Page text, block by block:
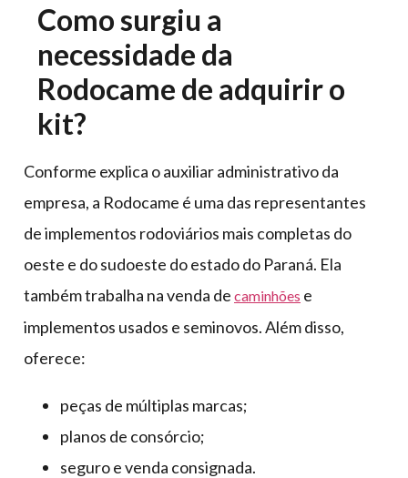
Como surgiu a
necessidade da
Rodocame de adquirir o
kit?
Conforme explica o auxiliar administrativo da
empresa, a Rodocame é uma das representantes
de implementos rodoviários mais completas do
oeste e do sudoeste do estado do Paraná. Ela
também trabalha na venda de caminhões e
implementos usados e seminovos. Além disso,
oferece:
peças de múltiplas marcas;
planos de consórcio;
seguro e venda consignada.